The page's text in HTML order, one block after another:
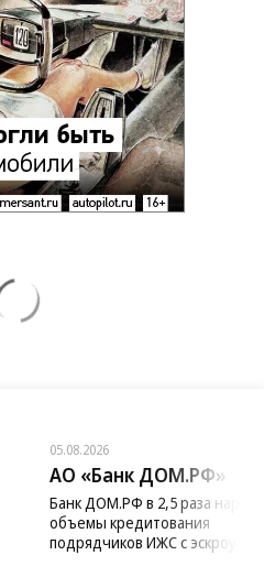
05.08.2026
АО «Банк ДОМ.РФ»
Банк ДОМ.РФ в 2,5 раза
объемы кредитования
подрядчиков ИЖС с эскроу